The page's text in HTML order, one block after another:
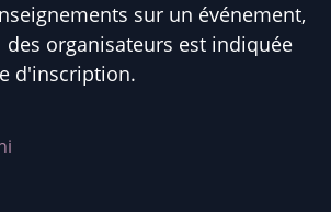
sur un événement,
des organisateurs est indiquée
d'inscription.